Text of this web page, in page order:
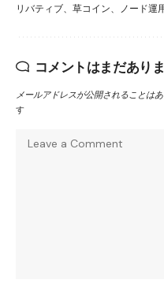
リバティブ、草コイン、ノード運
コメントはまだあり
メールアドレスが公開されることはあ
す